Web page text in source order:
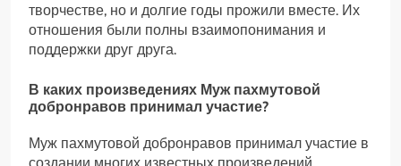
творчестве, но и долгие годы прожили вместе. Их
отношения были полны взаимопонимания и
поддержки друг друга.
В каких произведениях Муж пахмутовой
добронравов принимал участие?
Муж пахмутовой добронравов принимал участие в